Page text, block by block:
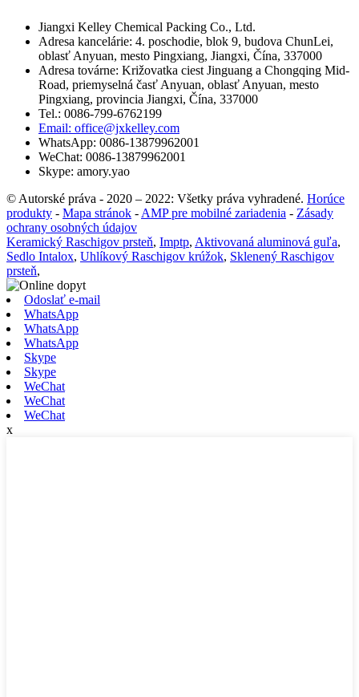
Jiangxi Kelley Chemical Packing Co., Ltd.
Adresa kancelárie: 4. poschodie, blok 9, budova ChunLei,
oblasť Anyuan, mesto Pingxiang, Jiangxi, Čína, 337000
Adresa továrne: Križovatka ciest Jinguang a Chongqing Mid-
Road, priemyselná časť Anyuan, oblasť Anyuan, mesto
Pingxiang, provincia Jiangxi, Čína, 337000
Tel.: 0086-799-6762199
Email: office@jxkelley.com
WhatsApp: 0086-13879962001
WeChat: 0086-13879962001
Skype: amory.yao
© Autorské práva - 2020 – 2022: Všetky práva vyhradené. Horúce
produkty - Mapa stránok - AMP pre mobilné zariadenia - Zásady
ochrany osobných údajov
Keramický Raschigov prsteň, Imptp, Aktivovaná aluminová guľa,
Sedlo Intalox, Uhlíkový Raschigov krúžok, Sklenený Raschigov
prsteň,
Odoslať e-mail
WhatsApp
WhatsApp
WhatsApp
Skype
Skype
WeChat
WeChat
WeChat
x